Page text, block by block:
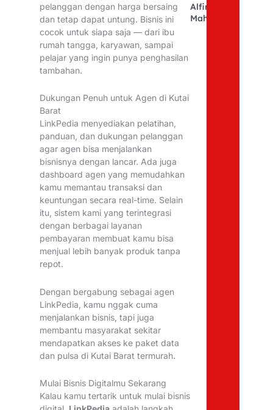
pelanggan dengan harga bersaing
dan tetap dapat untung. Bisnis ini
cocok untuk siapa saja — dari ibu
rumah tangga, karyawan, sampai
pelajar yang ingin punya penghasilan
tambahan.
Dukungan Penuh untuk Agen di Kutai
Barat
LinkPedia menyediakan pelatihan,
panduan, dan dukungan pelanggan
agar agen bisa menjalankan
bisnisnya dengan lancar. Ada juga
dashboard agen yang memudahkan
kamu memantau transaksi dan
keuntungan secara real-time. Selain
itu, sistem kami yang terintegrasi
dengan berbagai layanan
pembayaran membuat kamu bisa
menjual lebih banyak produk tanpa
repot.
Dengan bergabung sebagai agen
LinkPedia, kamu nggak cuma
menjalankan bisnis, tapi juga
membantu masyarakat sekitar
mendapatkan akses ke paket data
dan pulsa di Kutai Barat termurah.
Mulai Bisnis Digitalmu Sekarang
Kalau kamu tertarik untuk mulai bisnis
Alfina
Mahfudhoh